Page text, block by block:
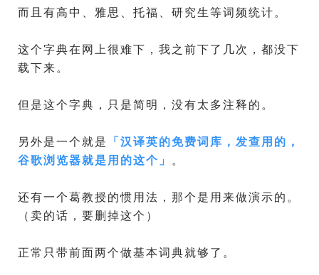
而且有高中、雅思、托福、研究生等词频统计。
这个字典在网上很难下，我之前下了几次，都没下
载下来。
但是这个字典，只是简明，没有太多注释的。
另外是一个就是 「汉译英的免费词库，发查用的，
谷歌浏览器就是用的这个 」 。
还有一个葛教授的惯用法，那个是用来做演示的。
（卖的话，要删掉这个）
正常只带前面两个做基本词典就够了。